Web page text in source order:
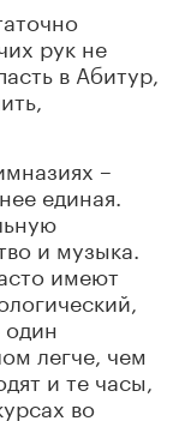
рук не
в Абитур,
–
единая.
и музыка.
имеют
легче, чем
и те часы,
во